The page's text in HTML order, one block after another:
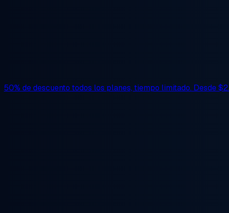
50% de descuento todos los planes, tiempo limitado. Desde